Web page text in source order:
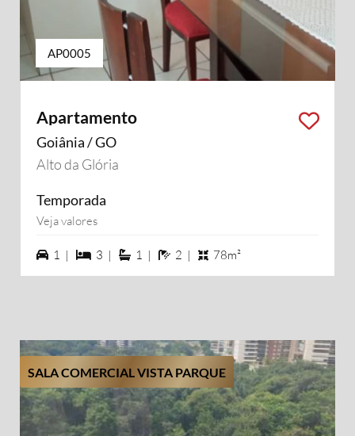
AP0005
Apartamento
Goiânia / GO
Alto da Glória
Temporada
Veja valores
1 vagas na garagem
1 | 3 dormiórios
3 | 1 suítes
1 | 2 banheiros
2 | 78m²
SALA COMERCIAL VISTA PARQUE